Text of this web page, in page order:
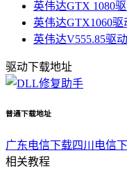
英伟达GTX 1080
英伟达GTX1060驱
英伟达V555.85驱
驱动下载地址
普通下载地址
广东电信下载四川电信
相关教程